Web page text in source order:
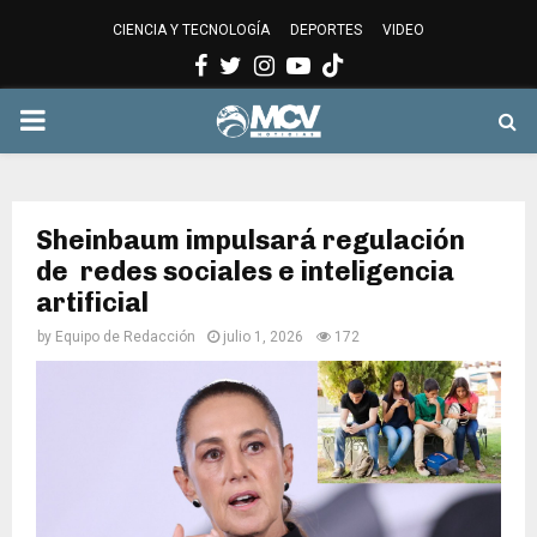
CIENCIA Y TECNOLOGÍA DEPORTES VIDEO
Facebook
Twitter
Instagram
Youtube
PRIMARY
Sheinbaum impulsará regulación
de redes sociales e inteligencia
artificial
by Equipo de Redacción julio 1, 2026 172